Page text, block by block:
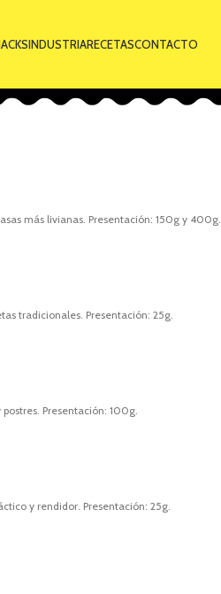
INDUSTRIARECETASCONTACTO
más livianas. Presentación: 150g y 400g.
tradicionales. Presentación: 25g.
Presentación: 100g.
y rendidor. Presentación: 25g.